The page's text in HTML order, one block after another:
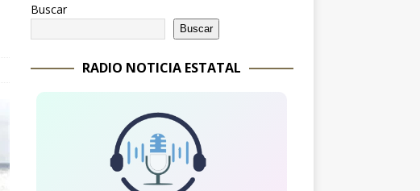
Buscar
Buscar
RADIO NOTICIA ESTATAL